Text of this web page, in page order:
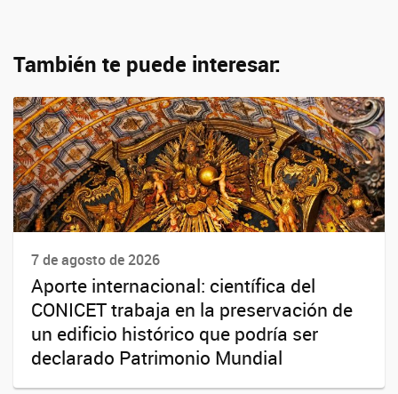
También te puede interesar:
7 de agosto de 2026
Aporte internacional: científica del
CONICET trabaja en la preservación de
un edificio histórico que podría ser
declarado Patrimonio Mundial